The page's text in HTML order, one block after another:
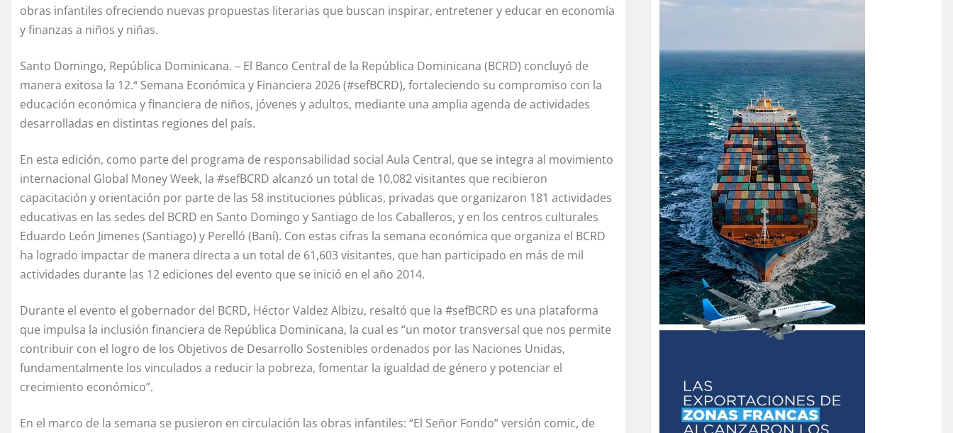
obras infantiles ofreciendo nuevas propuestas literarias que buscan inspirar, entretener y educar en economía
y finanzas a niños y niñas.
Santo Domingo, República Dominicana. – El Banco Central de la República Dominicana (BCRD) concluyó de
manera exitosa la 12.ª Semana Económica y Financiera 2026 (#sefBCRD), fortaleciendo su compromiso con la
educación económica y financiera de niños, jóvenes y adultos, mediante una amplia agenda de actividades
desarrolladas en distintas regiones del país.
En esta edición, como parte del programa de responsabilidad social Aula Central, que se integra al movimiento
internacional Global Money Week, la #sefBCRD alcanzó un total de 10,082 visitantes que recibieron
capacitación y orientación por parte de las 58 instituciones públicas, privadas que organizaron 181 actividades
educativas en las sedes del BCRD en Santo Domingo y Santiago de los Caballeros, y en los centros culturales
Eduardo León Jimenes (Santiago) y Perelló (Baní). Con estas cifras la semana económica que organiza el BCRD
ha logrado impactar de manera directa a un total de 61,603 visitantes, que han participado en más de mil
actividades durante las 12 ediciones del evento que se inició en el año 2014.
Durante el evento el gobernador del BCRD, Héctor Valdez Albizu, resaltó que la #sefBCRD es una plataforma
que impulsa la inclusión financiera de República Dominicana, la cual es “un motor transversal que nos permite
contribuir con el logro de los Objetivos de Desarrollo Sostenibles ordenados por las Naciones Unidas,
fundamentalmente los vinculados a reducir la pobreza, fomentar la igualdad de género y potenciar el
crecimiento económico”.
En el marco de la semana se pusieron en circulación las obras infantiles: “El Señor Fondo” versión comic, de